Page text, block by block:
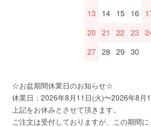
13 14 15 16
20 21 22 23
27 28 29 30
☆お盆期間休業日のお知らせ☆
休業日：2026年8月11日(火)〜2026年8月
上記をお休みとさせて頂きます。
ご注文は受付しておりますが、この期間